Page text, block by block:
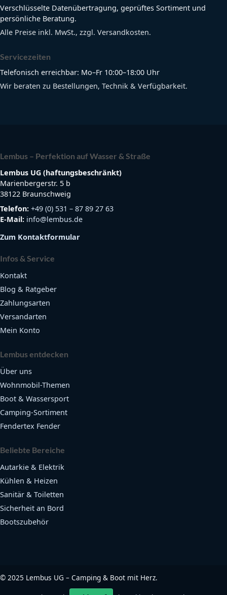
Verschlüsselte Datenübertragung, geprüftes Sortiment und
persönliche Beratung.
Alle Preise inkl. MwSt., zzgl. Versandkosten.
Servicezeiten
Telefonisch erreichbar: Mo–Fr 10:00–18:00 Uhr
Wir beraten zu Bestellungen, Technik & Verfügbarkeit.
Lembus – Perfektion auf Wasser & Straße
Lembus UG (haftungsbeschränkt)
Marienbergerstr. 5 b
38122 Braunschweig
Telefon: +49 (0) 531 – 87 89 27 63
E-Mail: info@lembus.de
Zum Kontaktformular
Infos & Service
Kontakt
Blog & Ratgeber
Zahlungsarten
Versandarten
Mein Konto
Lembus entdecken
Über uns
Wohnmobil-Themen
Boot & Wassersport
Camping-Sortiment
Fendertex Fender
Beliebte Bereiche
Autarkie & Elektrik
Kühlen & Heizen
Sanitär & Toiletten
Sicherheit an Bord
Bootszubehör
© 2025 Lembus UG – Camping & Boot mit Herz.